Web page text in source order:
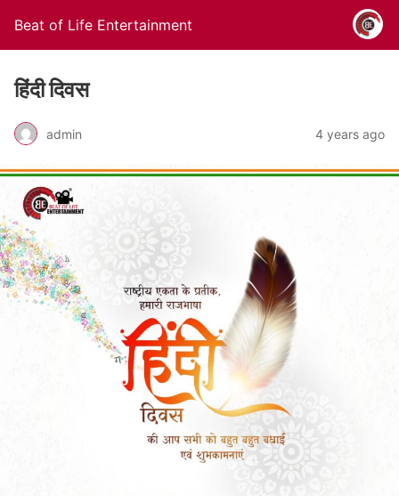
Beat of Life Entertainment
हिंदी दिवस
admin 4 years ago